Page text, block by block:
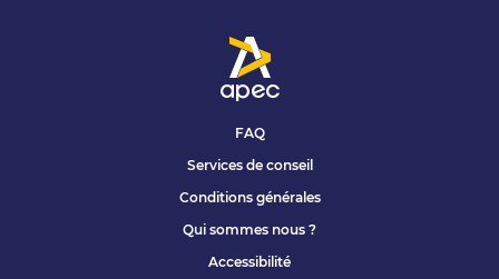
FAQ
Services de conseil
Conditions générales
Qui sommes nous ?
Accessibilité